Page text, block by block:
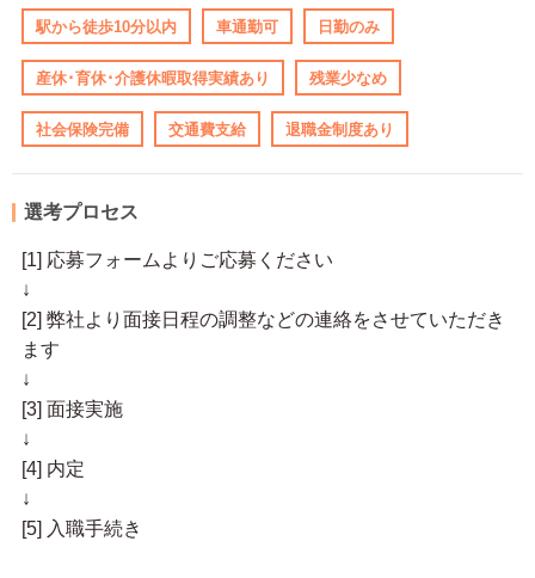
駅から徒歩10分以内 車通勤可 日勤のみ
産休･育休･介護休暇取得実績あり 残業少なめ
社会保険完備 交通費支給 退職金制度あり
選考プロセス
[1] 応募フォームよりご応募ください
↓
[2] 弊社より面接日程の調整などの連絡をさせていただき
ます
↓
[3] 面接実施
↓
[4] 内定
↓
[5] 入職手続き